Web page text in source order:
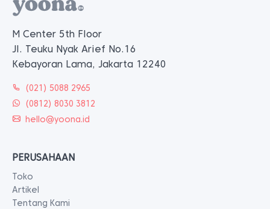
M Center 5th Floor
Jl. Teuku Nyak Arief No.16
Kebayoran Lama, Jakarta 12240
(021) 5088 2965
(0812) 8030 3812
hello@yoona.id
PERUSAHAAN
Toko
Artikel
Tentang Kami